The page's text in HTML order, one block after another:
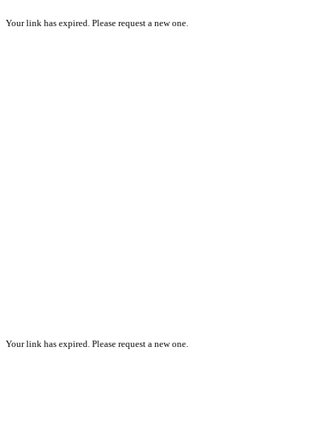
Your link has expired. Please request a new one.
Your link has expired. Please request a new one.